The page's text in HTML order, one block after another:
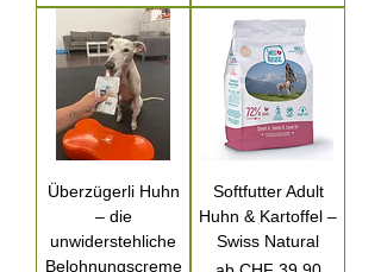
Überzügerli Huhn
– die
unwiderstehliche
Belohnungscreme
Softfutter Adult
Huhn & Kartoffel –
Swiss Natural